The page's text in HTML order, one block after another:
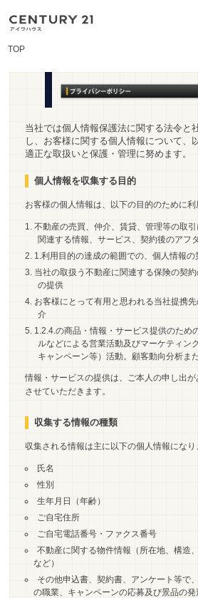
TOP
当社では個人情報保護法に関する法令と
し、お客様に関する個人情報について、
適正な取扱いと保護・管理に努めます。
個人情報を収集する目的
お客様の個人情報は、以下の目的のために利
不動産の売買、仲介、賃貸、管理等の取
関連する情報、サービス、契約後のアフ
1.利用目的の達成の範囲での、個人情報の
当社の取扱う不動産に関連する保険の契
の提供
お客様にとって有用と思われる当社提携
介
1.2.4.の商品・情報・サービス提供のため
ルなどによる営業活動及びマーケティン
キャンペーン等）活動。顧客動向分析ま
情報・サービスの提供は、ご本人の申し出
させていただきます。
収集する情報の種類
収集される情報は主に以下の個人情報になり
氏名
性別
生年月日（年齢）
ご自宅住所
ご自宅電話番号・ファクス番号
不動産に関する物件情報（所在地、構造
など）
その他申込書、契約書、アンケート等で
の職業、キャンペーンの応募及び景品の発